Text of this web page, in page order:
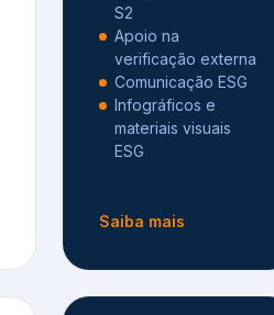
S2
Apoio na
verificação externa
Comunicação ESG
Infográficos e
materiais visuais
ESG
Saiba mais